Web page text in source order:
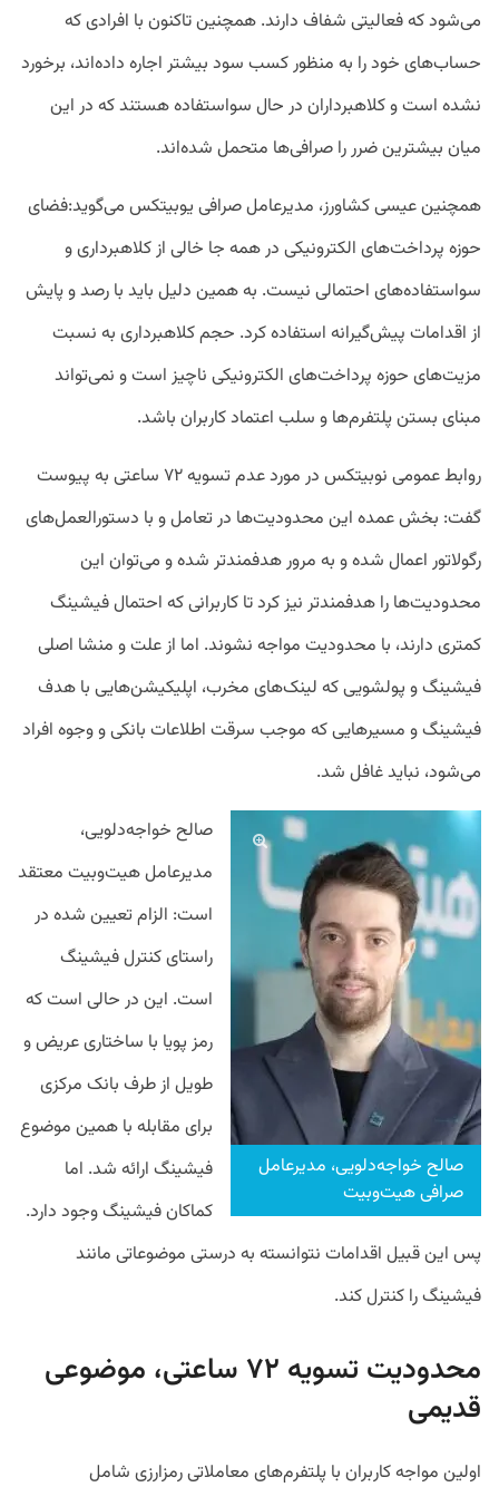
می‌شود که فعالیتی شفاف دارند. همچنین تاکنون با افرادی که
حساب‌های خود را به منظور کسب سود بیشتر اجاره داده‌اند، برخورد
نشده است و کلاهبرداران در حال سواستفاده هستند که در این
میان بیشترین ضرر را صرافی‌ها متحمل شده‌اند.
همچنین عیسی کشاورز، مدیرعامل صرافی یوبیتکس می‌گوید:فضای
حوزه پرداخت‌های الکترونیکی در همه جا خالی از کلاهبرداری و
سواستفاده‌‌های احتمالی نیست. به همین دلیل باید با رصد و پایش
از اقدامات پیش‌گیرانه استفاده کرد. حجم کلاهبرداری به نسبت
مزیت‌های حوزه پرداخت‌های الکترونیکی ناچیز است و نمی‌تواند
مبنای بستن پلتفرم‌ها و سلب اعتماد کاربران باشد.
روابط عمومی نوبیتکس در مورد عدم تسویه ۷۲ ساعتی به پیوست
گفت: بخش عمده این محدودیت‌ها در تعامل و با دستورالعمل‌های
رگولاتور اعمال شده و به مرور هدفمندتر شده و می‌توان این
محدودیت‌ها را هدفمندتر نیز کرد تا کاربرانی که احتمال فیشینگ
کمتری دارند، با محدودیت مواجه نشوند. اما از علت و منشا اصلی
فیشینگ و پولشویی که لینک‌های مخرب، اپلیکیشن‌هایی با هدف
فیشینگ و مسیرهایی که موجب سرقت اطلاعات بانکی و وجوه افراد
می‌شود، نباید غافل شد.
صالح خواجه‌دلویی، مدیرعامل
صرافی هیت‌وبیت
صالح خواجه‌دلویی،
مدیرعامل هیت‌وبیت معتقد
است: الزام تعیین شده در
راستای کنترل فیشینگ
است. این در حالی است که
رمز پویا با ساختاری عریض و
طویل از طرف بانک مرکزی
برای مقابله با همین موضوع
فیشینگ ارائه شد. اما
کماکان فیشینگ وجود دارد.
پس این قبیل اقدامات نتوانسته به درستی موضوعاتی مانند
فیشینگ را کنترل کند.
محدودیت تسویه ۷۲ ساعتی، موضوعی
قدیمی
اولین مواجه کاربران با پلتفرم‌های معاملاتی رمزارزی شامل